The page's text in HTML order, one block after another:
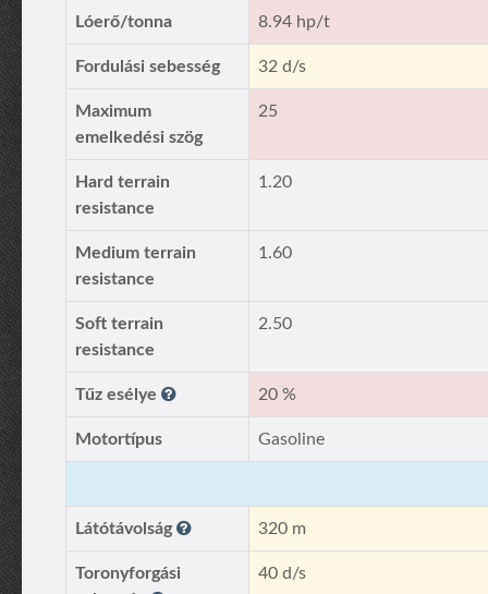
Lóerő/tonna 8.94 hp/t
Fordulási sebesség 32 d/s
Maximum
emelkedési szög
25
Hard terrain
resistance
1.20
Medium terrain
resistance
1.60
Soft terrain
resistance
2.50
Tűz esélye 20 %
Motortípus Gasoline
Látótávolság 320 m
Toronyforgási
40 d/s